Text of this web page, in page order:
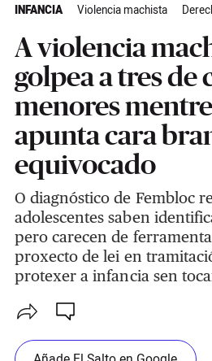
INFANCIA Violencia machista
A violencia
golpea a tres de
menores
apunta cara
equivocado
O diagnóstico de Fembloc
adolescentes saben
pero carecen de
proxecto de lei en
protexer a infancia sen